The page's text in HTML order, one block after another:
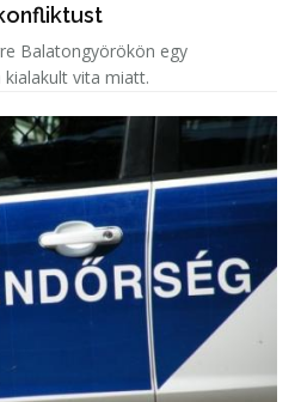
Balatongyörökön egy
vita miatt.